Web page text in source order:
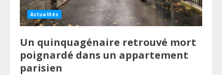
Actualités
Un quinquagénaire retrouvé mort
poignardé dans un appartement
parisien